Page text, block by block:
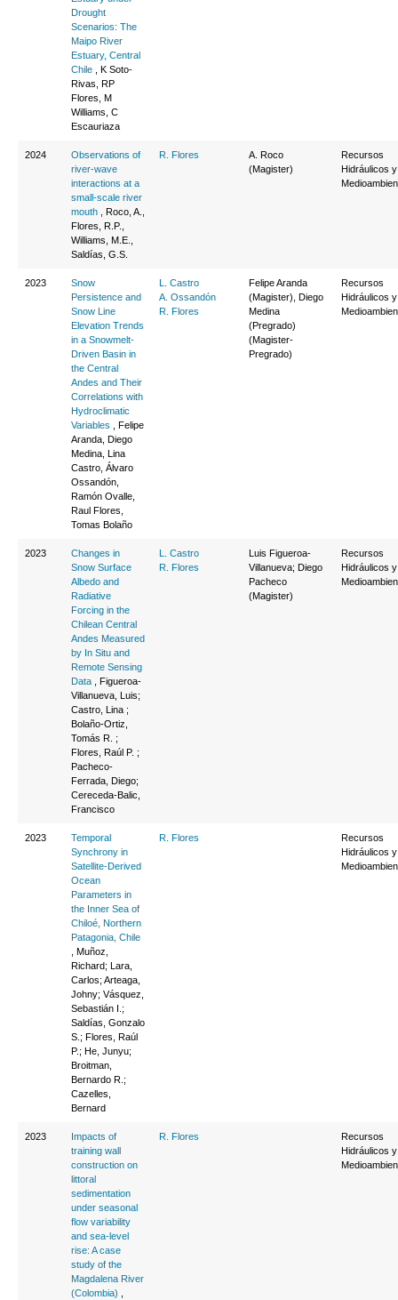
Drought
Scenarios: The
Maipo River
Estuary, Central
Chile , K Soto-
Rivas, RP
Flores, M
Williams, C
Escauriaza
2024
Observations of
river-wave
interactions at a
small-scale river
mouth , Roco, A.,
Flores, R.P.,
Williams, M.E.,
Saldías, G.S.
R. Flores
A. Roco
(Magister)
Recursos
Hidráulicos y
2023
Snow
Persistence and
Snow Line
Elevation Trends
in a Snowmelt-
Driven Basin in
the Central
Andes and Their
Correlations with
Hydroclimatic
Variables , Felipe
Aranda, Diego
Medina, Lina
Castro, Álvaro
Ossandón,
Ramón Ovalle,
Raul Flores,
Tomas Bolaño
L. Castro
A. Ossandón
R. Flores
Felipe Aranda
(Magister), Diego
Medina
(Pregrado)
(Magister-
Pregrado)
Recursos
Hidráulicos y
2023
Changes in
Snow Surface
Albedo and
Radiative
Forcing in the
Chilean Central
Andes Measured
by In Situ and
Remote Sensing
Data , Figueroa-
Villanueva, Luis;
Castro, Lina ;
Bolaño-Ortiz,
Tomás R. ;
Flores, Raúl P. ;
Pacheco-
Ferrada, Diego;
Cereceda-Balic,
Francisco
L. Castro
R. Flores
Luis Figueroa-
Villanueva; Diego
Pacheco
(Magister)
Recursos
Hidráulicos y
2023
Temporal
Synchrony in
Satellite-Derived
Ocean
Parameters in
the Inner Sea of
Chiloé, Northern
Patagonia, Chile
, Muñoz,
Richard; Lara,
Carlos; Arteaga,
Johny; Vásquez,
Sebastián I.;
Saldías, Gonzalo
S.; Flores, Raúl
P.; He, Junyu;
Broitman,
Bernardo R.;
Cazelles,
Bernard
R. Flores
Recursos
Hidráulicos y
2023
Impacts of
training wall
construction on
littoral
sedimentation
under seasonal
flow variability
and sea-level
rise: A case
study of the
Magdalena River
(Colombia)
R. Flores
Recursos
Hidráulicos y